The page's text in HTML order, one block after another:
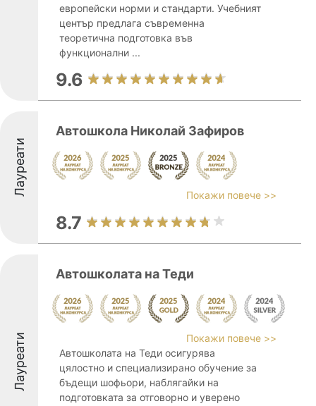
европейски норми и стандарти. Учебният
център предлага съвременна
теоретична подготовка във
функционални ...
9.6
Лауреати
Автошкола Николай Зафиров
Покажи повече >>
8.7
Лауреати
Автошколата на Теди
Покажи повече >>
Автошколата на Теди осигурява
цялостно и специализирано обучение за
бъдещи шофьори, наблягайки на
подготовката за отговорно и уверено